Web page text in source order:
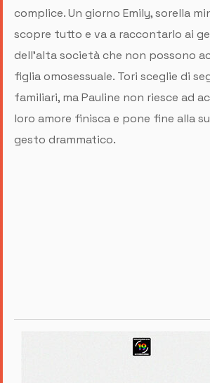
complice. Un giorno Emily, sorella
scopre tutto e va a raccontarlo ai
dell'alta società che non possono
figlia omosessuale. Tori sceglie di
familiari, ma Pauline non riesce ad
loro amore finisca e pone fine alla
gesto drammatico.